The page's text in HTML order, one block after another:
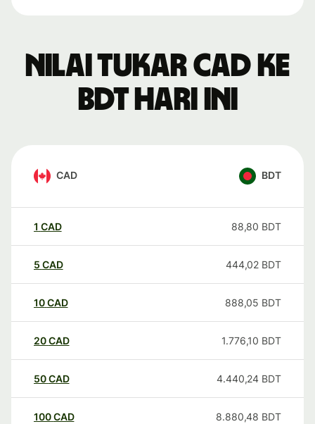
Nilai tukar CAD ke
BDT hari ini
CAD BDT
1 CAD 88,80 BDT
5 CAD 444,02 BDT
10CAD 888,05 BDT
20CAD 1.776,10 BDT
50CAD 4.440,24 BDT
100CAD 8.880,48 BDT